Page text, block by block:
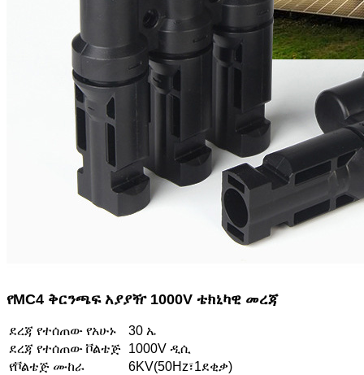
የMC4 ቅርንጫፍ አያያዥ 1000V ቴክኒካዊ መረጃ
ደረጃ የተሰጠው የአሁኑ
30 ኤ
ደረጃ የተሰጠው ቮልቴጅ 1000V ዲሲ
የቮልቴጅ ሙከራ
6KV(50Hz፣1ደቂቃ)